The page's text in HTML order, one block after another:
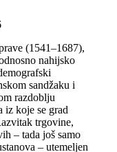
nahijsko
sandžaku i
razdoblju
iz koje se grad
trgovine,
– tada još samo
– utemelјen